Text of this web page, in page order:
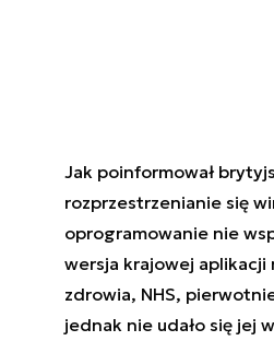
Jak poinformował
rozprzestrzenianie się
oprogramowanie nie
wersja krajowej aplikacji
zdrowia, NHS,
jednak nie udało się jej